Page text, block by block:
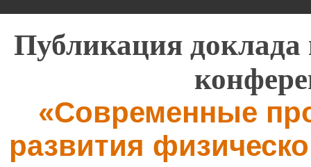
Публикация доклада
«Современные
развития